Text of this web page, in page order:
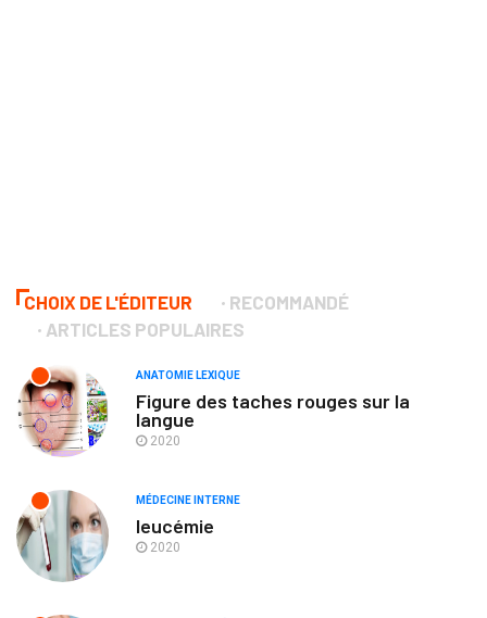
CHOIX DE L'ÉDITEUR
RECOMMANDÉ
ARTICLES POPULAIRES
ANATOMIE LEXIQUE
Figure des taches rouges sur la
langue
2020
MÉDECINE INTERNE
leucémie
2020